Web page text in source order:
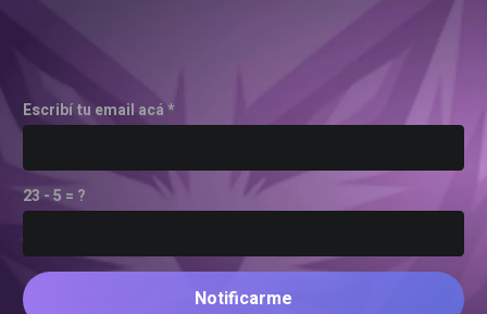
Escribí tu email acá *
23 - 5 = ?
Notificarme